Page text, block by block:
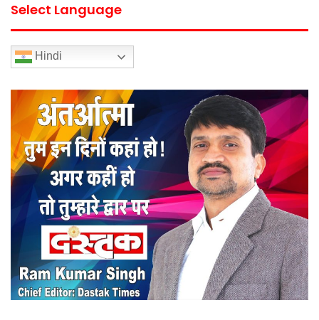
Select Language
Hindi